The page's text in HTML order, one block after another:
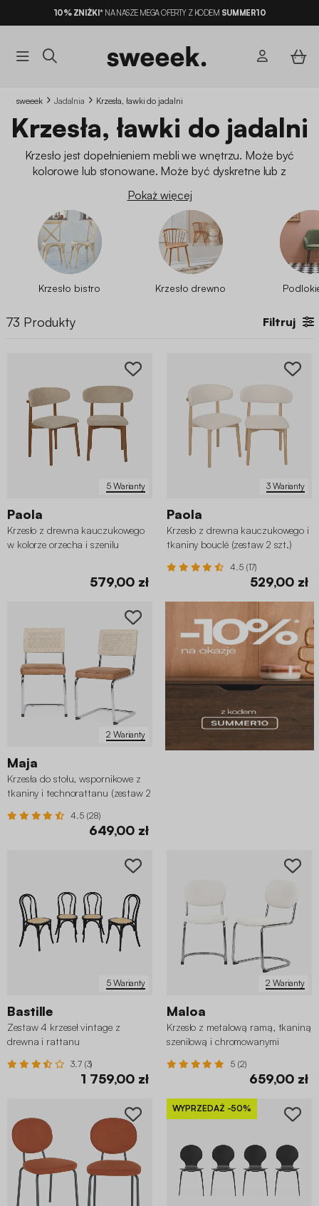
10% ZNIŻKI*NA NASZE MEGA OFERTY Z KODEM SUMMER10
sweeek Jadalnia Krzesła, ławki do jadalni
Krzesła, ławki do jadalni
Krzesło jest dopełnieniem mebli we wnętrzu. Może być
kolorowe lub stonowane. Może być dyskretne lub z
skandynawskielub country chic, nasze
designerskie krzesła
designerskie taborety
ożywią
Twoje wnętrze. Niezależnie od tego, czy szukasz krzesła do
swojegostołu jadalnego
, czy stolika do przyjmowania gości na
kawę, trafiłeś we właściwe miejsce! Odkryj nasze różne modele
Pokaż więcej
Krzesło bistro Krzesło drewno
73 Produkty Filtruj
5 Warianty
Paola
Krzesło z drewna kauczukowego
w kolorze orzecha i szenilu
579,00 zł
3 Warianty
Paola
Krzesło z drewna kauczukowego i
tkaniny bouclé (zestaw 2 szt.)
4.5 (17)
529,00 zł
2 Warianty
Maja
Krzesła do stołu, wspornikowe z
tkaniny i technorattanu (zestaw 2
4.5 (28)
649,00 zł
5 Warianty
Bastille
Zestaw 4 krzeseł vintage z
drewna i rattanu
3.7 (3)
1 759,00 zł
2 Warianty
Maloa
Krzesło z metalową ramą, tkaniną
szenilową i chromowanymi
5 (2)
659,00 zł
WYPRZEDAŻ -50%